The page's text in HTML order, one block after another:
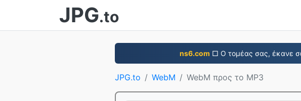
JPG.to
ns6.com □ Ο τομέας σας, έκανε
JPG.to WebM WebM προς το MP3